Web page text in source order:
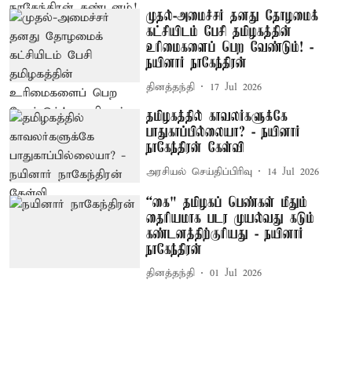
முதல்-அமைச்சர் தனது தோழமைக்
கட்சியிடம் பேசி தமிழகத்தின்
உரிமைகளைப் பெற வேண்டும்! -
நயினார் நாகேந்திரன்
தினத்தந்தி 17 Jul 2026
தமிழகத்தில் காவலர்களுக்கே
பாதுகாப்பில்லையா? - நயினார்
நாகேந்திரன் கேள்வி
அரசியல் செய்திப்பிரிவு 14 Jul 2026
“கை" தமிழகப் பெண்கள் மீதும்
தைரியமாக படர முயல்வது கடும்
கண்டனத்திற்குரியது - நயினார்
நாகேந்திரன்
தினத்தந்தி 01 Jul 2026